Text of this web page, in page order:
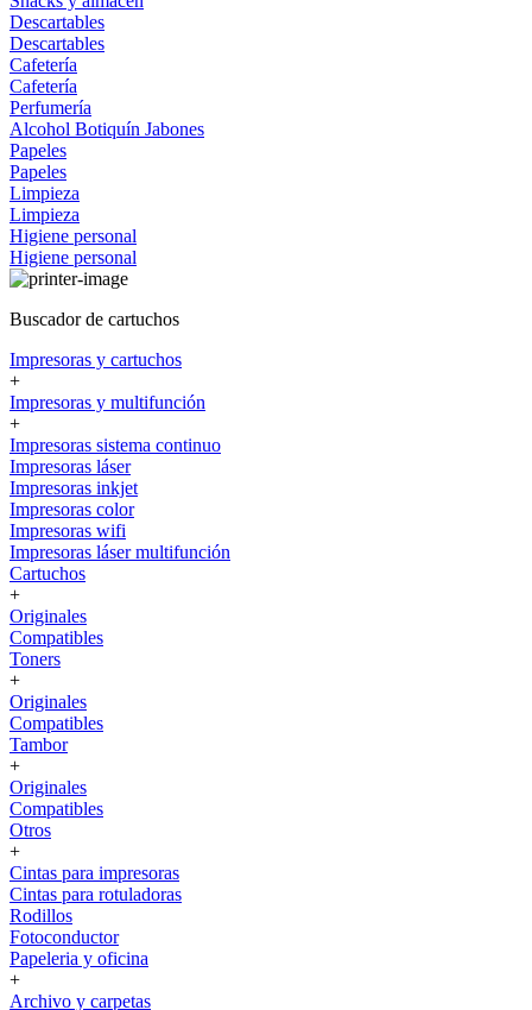
Descartables
Descartables
Cafetería
Cafetería
Perfumería
Alcohol Botiquín Jabones
Papeles
Papeles
Limpieza
Limpieza
Higiene personal
Higiene personal
Buscador de cartuchos
Impresoras y cartuchos
+
Impresoras y multifunción
+
Impresoras sistema continuo
Impresoras láser
Impresoras inkjet
Impresoras color
Impresoras wifi
Impresoras láser multifunción
Cartuchos
+
Originales
Compatibles
Toners
+
Originales
Compatibles
Tambor
+
Originales
Compatibles
Otros
+
Cintas para impresoras
Cintas para rotuladoras
Rodillos
Fotoconductor
Papeleria y oficina
+
Archivo y carpetas